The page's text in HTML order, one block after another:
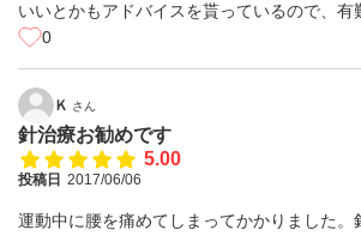
いいとかもアドバイスを貰っているので、有
0
Ｋ さん
針治療お勧めです
5.00
投稿日 2017/06/06
運動中に腰を痛めてしまってかかりました。